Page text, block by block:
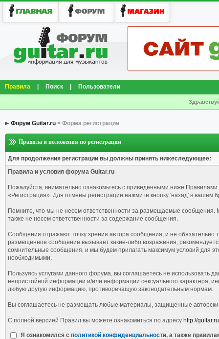
Правила Поиск Пользователи
Форум Guitar.ru > Форма регистрации
Правила и положения по регистрации
Для продолжения регистрации вы должны принять нижеследующее:
Правила и условия форума Guitar.ru
Пожалуйста, внимательно ознакомьтесь с приведенными ниже
«Регистрация». Для отмены регистрации нажмите кнопку 'назад' в вашем
Помните, что мы не несем ответственности за размещаемые
также не несем ответственности за содержание сообщения.
Сообщения отражают точку зрения автора сообщения, и не обязательно
размещенное сообщение вызывает какие-либо возражения,
сомнительные сообщения, и мы будем прилагать максимум условий для
необходимыми.
Пользуясь услугами данного форума, вы соглашаетесь не
непристойной информации и/или информации сексуального характера,
любую другую информацию, противоречащую законодательным нормам.
Вы соглашаетесь не размещать любые материалы, защищенные
С полной версией Правил вы можете ознакомиться по адресу http://
Я ознакомился с политикой конфиденциальности, а также